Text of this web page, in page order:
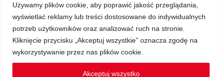
Używamy plików cookie, aby poprawić jakość przeglądania,
wyświetlać reklamy lub treści dostosowane do indywidualnych
potrzeb użytkowników oraz analizować ruch na stronie.
Kliknięcie przycisku „Akceptuj wszystkie” oznacza zgodę na
wykorzystywanie przez nas plików cookie.
Akceptuj wszystko
Copyright © 2026 Z Sercem do Pacjenta